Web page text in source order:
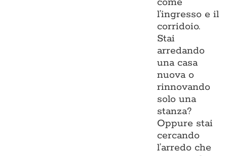
l’ingresso e il
corridoio.
Stai
arredando
una casa
nuova o
rinnovando
solo una
stanza?
Oppure stai
cercando
l’arredo che